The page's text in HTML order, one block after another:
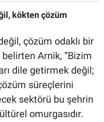
kökten çözüm
çözüm odaklı bir
belirten Arnik, “Bizim
dile getirmek değil;
süreçlerini
sektörü bu şehrin
omurgasıdır.